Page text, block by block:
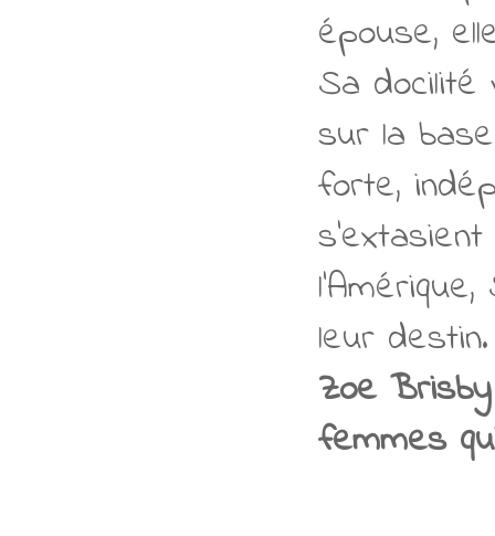
épouse,
Sa docilité
sur la
forte,
leur destin.
Zoe
femmes